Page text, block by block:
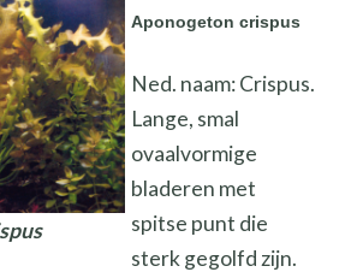
Aponogeton crispus
Ned. naam: Crispus.
Lange, smal
ovaalvormige
bladeren met
spitse punt die
sterk gegolfd zijn.